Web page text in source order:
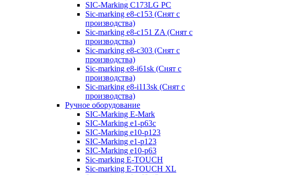
SIC-Marking C173LG PC
Sic-marking e8-c153 (Снят с
производства)
Sic-marking e8-c151 ZA (Снят с
производства)
Sic-marking e8-c303 (Снят с
производства)
Sic-marking e8-i61sk (Снят с
производства)
Sic-marking e8-i113sk (Снят с
производства)
Ручное оборудование
SIC-Marking E-Mark
SIC-Marking e1-p63с
SIC-Marking e10-p123
SIC-Marking e1-p123
SIC-Marking e10-p63
Sic-marking E-TOUCH
Sic-marking E-TOUCH XL